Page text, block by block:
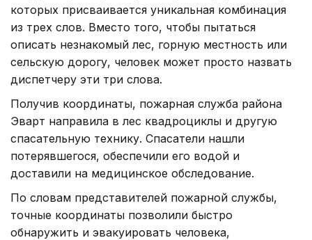
которых присваивается уникальная комбинация
из трех слов. Вместо того, чтобы пытаться
описать незнакомый лес, горную местность или
сельскую дорогу, человек может просто назвать
диспетчеру эти три слова.
Получив координаты, пожарная служба района
Эварт направила в лес квадроциклы и другую
спасательную технику. Спасатели нашли
потерявшегося, обеспечили его водой и
доставили на медицинское обследование.
По словам представителей пожарной службы,
точные координаты позволили быстро
обнаружить и эвакуировать человека,